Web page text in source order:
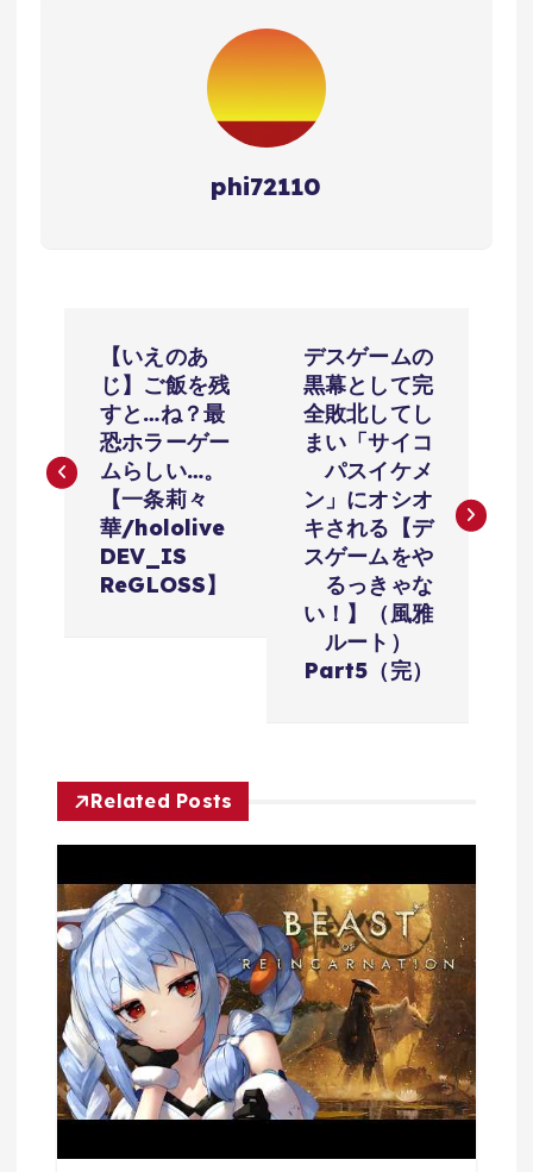
phi72110
ナ
ン
【いえのあ
じ】ご飯を残
すと…ね？最
恐ホラーゲー
ムらしい…。
【一条莉々
華/hololive
DEV_IS
ReGLOSS】
デスゲームの
黒幕として完
全敗北してし
まい「サイコ
パスイケメ
ン」にオシオ
キされる【デ
スゲームをや
るっきゃな
い！】（風雅
ルート）
Part5（完）
Related Posts